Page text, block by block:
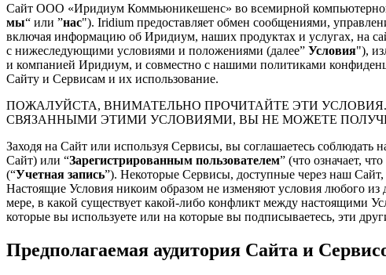
Сайт ООО «Иридиум Коммьюникешенс» во всемирной
мы“ или ”нас"). Iridium предоставляет обмен сообщениями,
включая информацию об Иридиум, наших продуктах и услугах, на
с нижеследующими условиями и положениями (далее” Условия"),
и компанией Иридиум, и совместно с нашими политиками
Сайту и Сервисам и их использование.
ПОЖАЛУЙСТА, ВНИМАТЕЛЬНО ПРОЧИТАЙТЕ ЭТИ
СВЯЗАННЫМИ ЭТИМИ УСЛОВИЯМИ, ВЫ НЕ МОЖЕТЕ
Заходя на Сайт или используя Сервисы, вы соглашаетесь соблюдать
Сайт) или “Зарегистрированным пользователем” (что означает,
(“Учетная запись”). Некоторые Сервисы, доступные через наш
Настоящие Условия никоим образом не изменяют условия любого
мере, в какой существует какой-либо конфликт между настоящими
которые вы используете или на которые вы подписываетесь, эти
Предполагаемая аудитория Сайта и